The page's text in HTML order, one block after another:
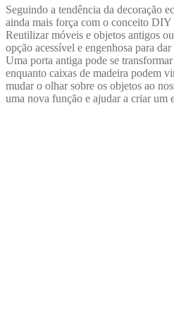
Seguindo a tendência da decoração
ainda mais força com o conceito DIY
Reutilizar móveis e objetos antigos
opção acessível e engenhosa para
Uma porta antiga pode se
enquanto caixas de madeira podem
mudar o olhar sobre os objetos ao
uma nova função e ajudar a criar um